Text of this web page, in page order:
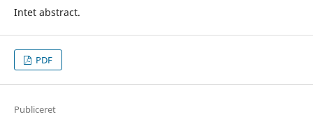
Intet abstract.
PDF
Publiceret